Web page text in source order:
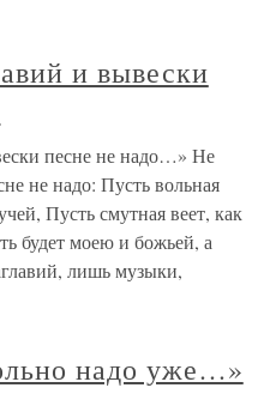
и вывески
песне не надо…» Не
не надо: Пусть вольная
Пусть смутная веет, как
будет моею и божьей, а
лишь музыки,
надо уже…»